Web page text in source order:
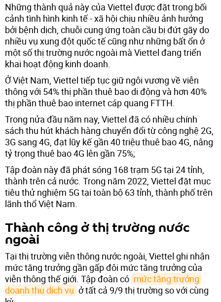
Những thành quả này của Viettel được đặt trong bối
cảnh tình hình kinh tế - xã hội chịu nhiều ảnh hưởng
bởi bệnh dịch, chuỗi cung ứng toàn cầu bị đứt gãy do
nhiều vụ xung đột quốc tế cũng như những bất ổn ở
một số thị trường nước ngoài mà Viettel đang triển
khai hoạt động kinh doanh.
Ở Việt Nam, Viettel tiếp tục giữ ngôi vương về viễn
thông với 54% thị phần thuê bao di động và hơn 40%
thị phần thuê bao internet cáp quang FTTH.
Trong nửa đầu năm nay, Viettel đã có nhiều chính
sách thu hút khách hàng chuyển đổi từ công nghệ 2G,
3G sang 4G, đạt lũy kế gần 40 triệu thuê bao 4G, nâng
tỷ trọng thuê bao 4G lên gần 75%;
Tập đoàn này đã phát sóng 168 trạm 5G tại 24 tỉnh,
thành trên cả nước. Trong năm 2022, Viettel đặt mục
tiêu thử nghiệm 5G tại toàn bộ 63 tỉnh, thành phố trên
lãnh thổ Việt Nam.
Thành công ở thị trường nước
ngoài
Tại thị trường viễn thông nước ngoài, Viettel ghi nhận
mức tăng trưởng gần gấp đôi mức tăng trưởng của
viễn thông thế giới. Tập đoàn có mức tăng trưởng
doanh thu dịch vụ ở tất cả 9/9 thị trường so với cùng